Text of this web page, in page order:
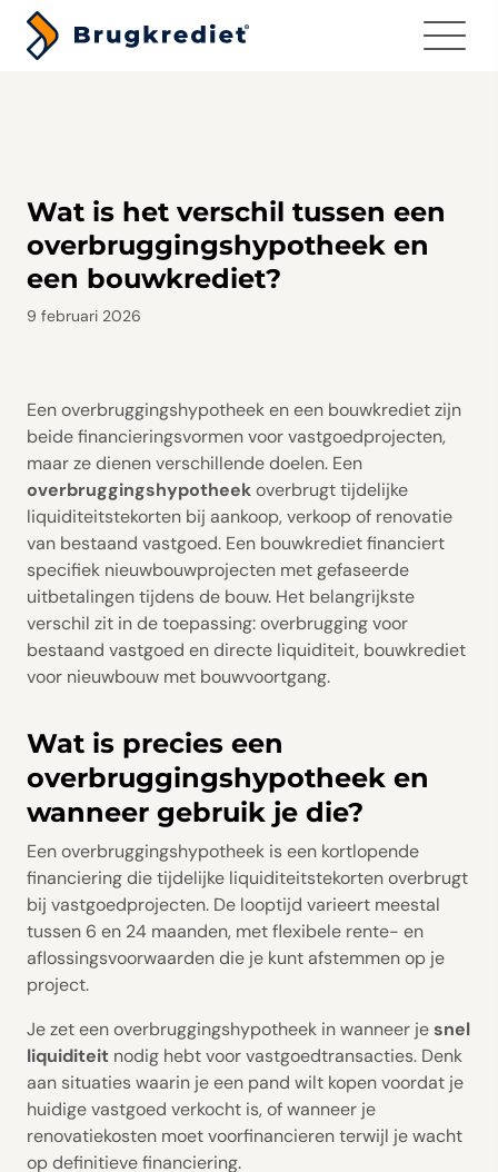
Menu
Wat is het verschil tussen een
overbruggingshypotheek en
een bouwkrediet?
9 februari 2026
Een overbruggingshypotheek en een bouwkrediet zijn
beide financieringsvormen voor vastgoedprojecten,
maar ze dienen verschillende doelen. Een
overbruggingshypotheekoverbrugt tijdelijke
liquiditeitstekorten bij aankoop, verkoop of renovatie
van bestaand vastgoed. Een bouwkrediet financiert
specifiek nieuwbouwprojecten met gefaseerde
uitbetalingen tijdens de bouw. Het belangrijkste
verschil zit in de toepassing: overbrugging voor
bestaand vastgoed en directe liquiditeit, bouwkrediet
voor nieuwbouw met bouwvoortgang.
Wat is precies een
overbruggingshypotheek en
wanneer gebruik je die?
Een overbruggingshypotheek is een kortlopende
financiering die tijdelijke liquiditeitstekorten overbrugt
bij vastgoedprojecten. De looptijd varieert meestal
tussen 6 en 24 maanden, met flexibele rente- en
aflossingsvoorwaarden die je kunt afstemmen op je
project.
Je zet een overbruggingshypotheek in wanneer jesnel
liquiditeit nodig hebt voor vastgoedtransacties. Denk
aan situaties waarin je een pand wilt kopen voordat je
huidige vastgoed verkocht is, of wanneer je
renovatiekosten moet voorfinancieren terwijl je wacht
op definitieve financiering.